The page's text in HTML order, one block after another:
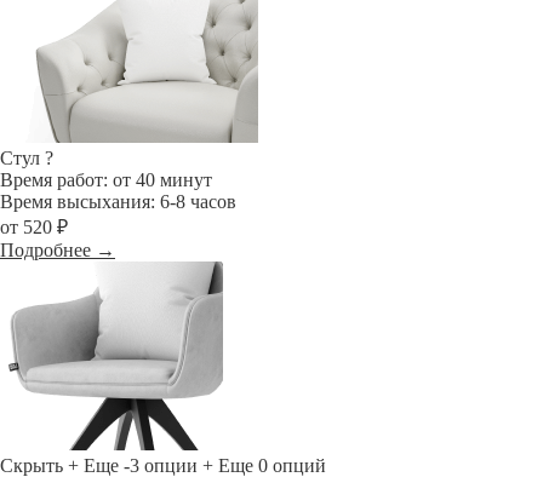
Стул ?
Время работ: от 40 минут
Время высыхания: 6-8 часов
от 520 ₽
Подробнее →
Скрыть + Еще -3 опции + Еще 0 опций